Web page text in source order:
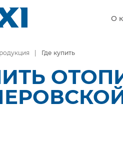
О
Где купить